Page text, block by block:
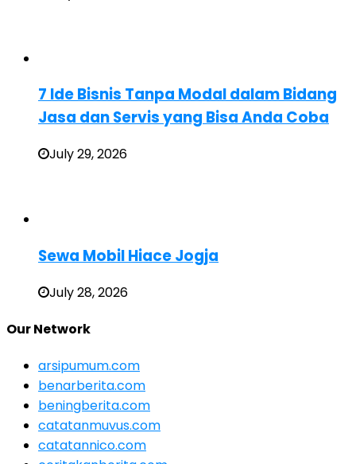
7 Ide Bisnis Tanpa Modal dalam Bidang
Jasa dan Servis yang Bisa Anda Coba
July 29, 2026
Sewa Mobil Hiace Jogja
July 28, 2026
Our Network
arsipumum.com
benarberita.com
beningberita.com
catatanmuvus.com
catatannico.com